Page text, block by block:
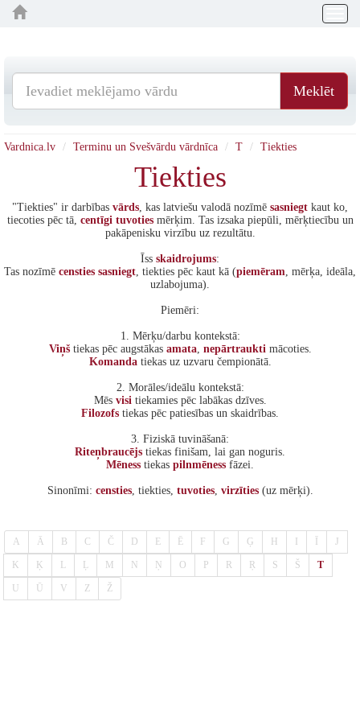
Meklēt
Vardnica.lv Terminu un Svešvārdu vārdnīca T Tiekties
Tiekties
"Tiekties" ir darbības vārds, kas latviešu valodā nozīmē sasniegt kaut ko,
tiecoties pēc tā, centīgi tuvotiesmērķim. Tas izsaka piepūli, mērķtiecību un
pakāpenisku virzību uz rezultātu.
Īss skaidrojums:
Tas nozīmē censties sasniegt, tiekties pēc kaut kā (piemēram, mērķa, ideāla,
uzlabojuma).
Piemēri:
1. Mērķu/darbu kontekstā:
Viņštiekas pēc augstākas amata, nepārtrauktimācoties.
Komandatiekas uz uzvaru čempionātā.
2. Morāles/ideālu kontekstā:
Mēs visitiekamies pēc labākas dzīves.
Filozofs tiekas pēc patiesības un skaidrības.
3. Fiziskā tuvināšanā:
Riteņbraucējs tiekas finišam, lai gan noguris.
Mēness tiekas pilnmēness fāzei.
Sinonīmi: censties, tiekties, tuvoties, virzīties(uz mērķi).
A Ā B C Č D E Ē F G Ģ H J
K Ķ L Ļ M N Ņ O P R Ŗ S Š T
U Ū V Z Ž